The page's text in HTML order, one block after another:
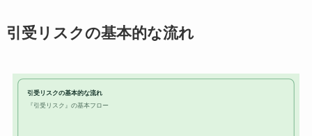
引受リスクの基本的な流れ
引受リスクの基本的な流れ
『引受リスク』の基本フロー